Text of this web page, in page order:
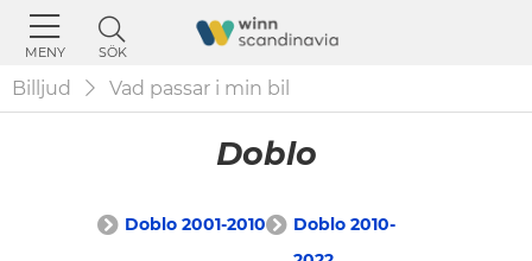
MENY SÖK
Billjud Vad passar i min bil
Doblo
Doblo 2001-2010
Doblo 2010-